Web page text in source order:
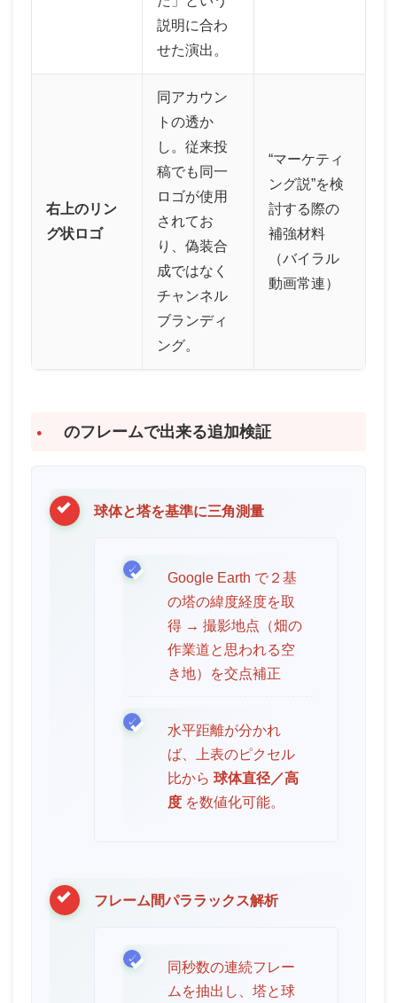
説明に合わ
せた演出。
右上のリン
グ状ロゴ
同アカウン
トの透か
し。従来投
稿でも同一
ロゴが使用
されてお
り、偽装合
成ではなく
チャンネル
ブランディ
ング。
“マーケティ
ング説”を検
討する際の
補強材料
（バイラル
動画常連）
のフレームで出来る追加検証
球体と塔を基準に三角測量
Google Earth で２基
の塔の緯度経度を取
得 → 撮影地点（畑の
作業道と思われる空
き地）を交点補正
水平距離が分かれ
ば、上表のピクセル
比から 球体直径／高
度 を数値化可能。
フレーム間パララックス解析
同秒数の連続フレー
ムを抽出し、塔と球